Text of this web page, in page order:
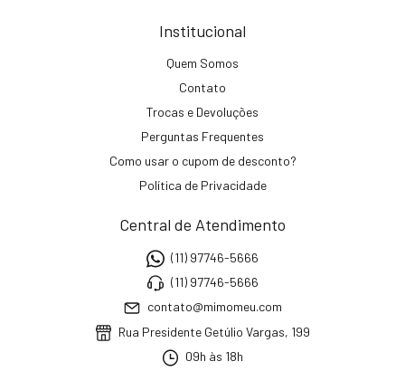
Institucional
Quem Somos
Contato
Trocas e Devoluções
Perguntas Frequentes
Como usar o cupom de desconto?
Política de Privacidade
Central de Atendimento
(11) 97746-5666
(11) 97746-5666
contato@mimomeu.com
Rua Presidente Getúlio Vargas, 199
09h às 18h